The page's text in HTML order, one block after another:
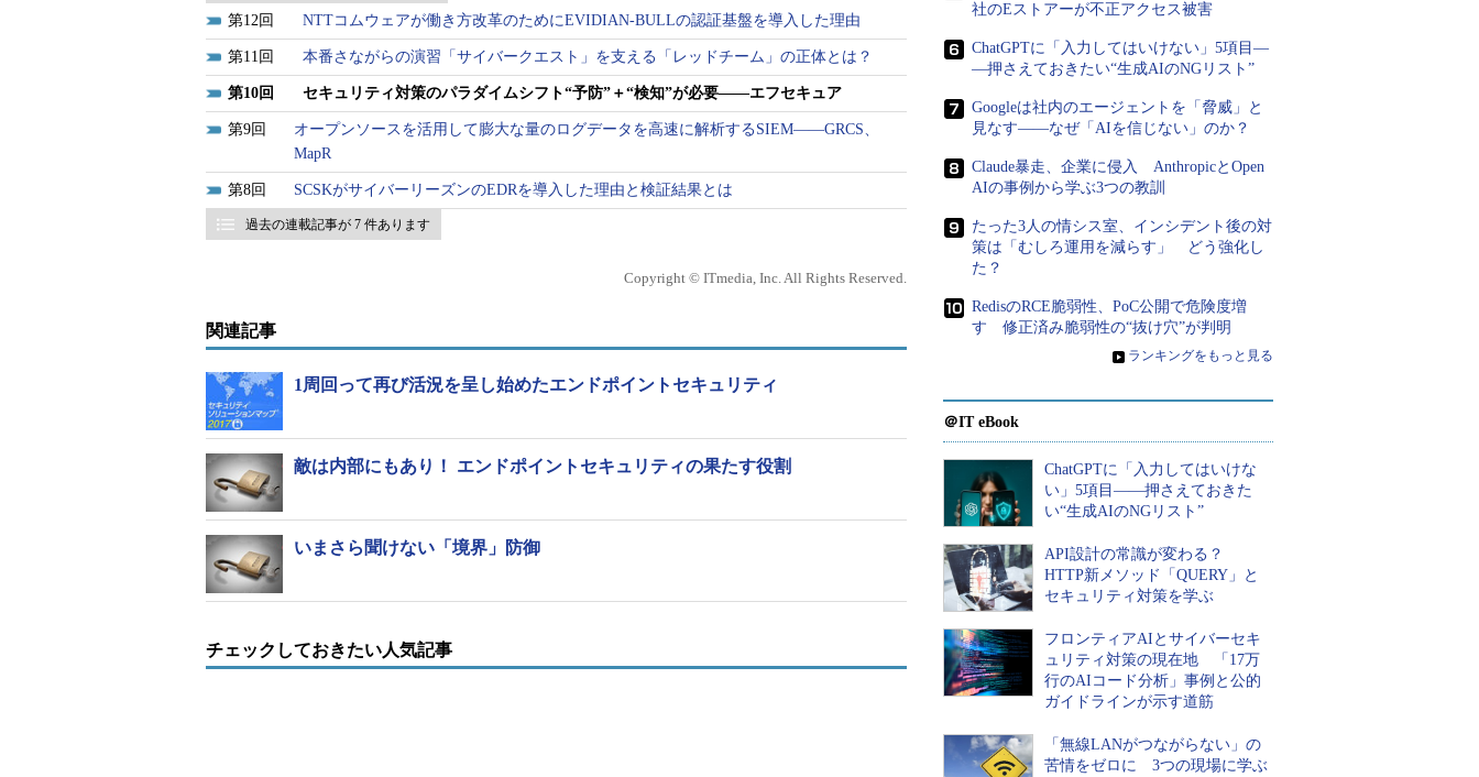
「守る側にもパラダイムシフトが必要です。侵入されることを前提として、その後に
どうするのかという＋αの対応が求められています」（島田氏）
エフセキュアでは、高度な攻撃を受けたことを“検知”するEDR（Endpoint Detection and
Response）ソリューション「F-Secure Rapid Detection ＆ Response」を提供している。AI／
機械学習の分析能力を最大限に活用しつつ、セキュリティ専門家集団の知見によって確
実性を高めているという。
12 NTTコムウェアが働き方改革のためにEVIDIAN-BULLの認証基盤を導入した理由
11 本番さながらの演習「サイバークエスト」を支える「レッドチーム」の正体とは？
10 セキュリティ対策のパラダイムシフト“予防”＋“検知”が必要――エフセキュア
9
オープンソースを活用して膨大な量のログデータを高速に解析するSIEM――GRCS、
MapR
8 SCSKがサイバーリーズンのEDRを導入した理由と検証結果とは
過去の連載記事が 7 件あります
Copyright © ITmedia, Inc. All Rights Reserved.
関連記事
1周回って再び活況を呈し始めたエンドポイントセキュリティ
敵は内部にもあり！ エンドポイントセキュリティの果たす役割
いまさら聞けない「境界」防御
チェックしておきたい人気記事
社のEストアーが不正アクセス被害
ChatGPTに「入力してはいけない」5項目―
―押さえておきたい“生成AIのNGリスト”
Googleは社内のエージェントを「脅威」と
見なす――なぜ「AIを信じない」のか？
Claude暴走、企業に侵入 AnthropicとOpen
AIの事例から学ぶ3つの教訓
たった3人の情シス室、インシデント後の対
策は「むしろ運用を減らす」 どう強化し
た？
RedisのRCE脆弱性、PoC公開で危険度増
す 修正済み脆弱性の“抜け穴”が判明
» ランキングをもっと見る
＠IT eBook
ChatGPTに「入力してはいけな
い」5項目――押さえておきた
い“生成AIのNGリスト”
API設計の常識が変わる？
HTTP新メソッド「QUERY」と
セキュリティ対策を学ぶ
フロンティアAIとサイバーセキ
ュリティ対策の現在地 「17万
行のAIコード分析」事例と公的
ガイドラインが示す道筋
「無線LANがつながらない」の
苦情をゼロに 3つの現場に学ぶ